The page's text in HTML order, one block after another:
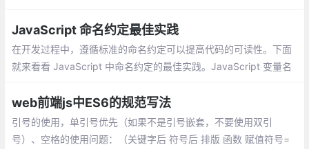
JavaScript 命名约定最佳实践
在开发过程中，遵循标准的命名约定可以提高代码的可读性。下面
就来看看 JavaScript 中命名约定的最佳实践。JavaScript 变量名
web前端js中ES6的规范写法
引号的使用，单引号优先（如果不是引号嵌套，不要使用双引
号）、空格的使用问题：（关键字后 符号后 排版 函数 赋值符号=